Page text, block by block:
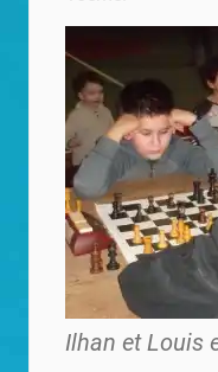
Ilhan et Louis